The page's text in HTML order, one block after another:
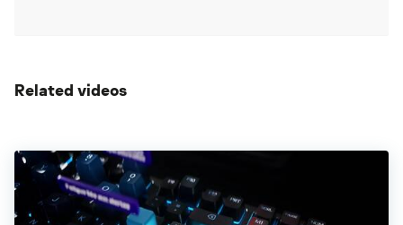
Related videos